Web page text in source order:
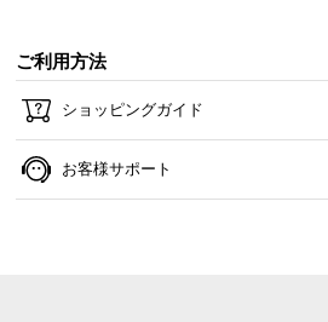
ご利用方法
ショッピングガイド
お客様サポート